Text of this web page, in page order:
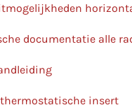
documentatie alle
thermostatische insert